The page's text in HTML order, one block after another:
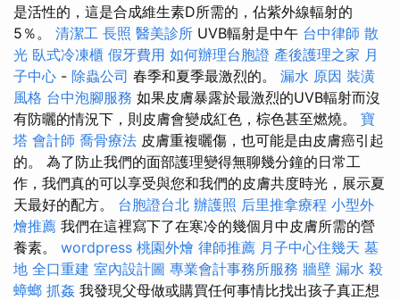
是活性的，這是合成維生素D所需的，佔紫外線輻射的
5％。 清潔工 長照 醫美診所 UVB輻射是中午 台中律師 散
光 臥式冷凍櫃 假牙費用 如何辦理台胞證 產後護理之家 月
子中心 - 除蟲公司 春季和夏季最激烈的。 漏水 原因 裝潢
風格 台中泡腳服務 如果皮膚暴露於最激烈的UVB輻射而沒
有防曬的情況下，則皮膚會變成紅色，棕色甚至燃燒。 寶
塔 會計師 喬骨療法 皮膚重複曬傷，也可能是由皮膚癌引起
的。 為了防止我們的面部護理變得無聊幾分鐘的日常工
作，我們真的可以享受與您和我們的皮膚共度時光，展示夏
天最好的配方。 台胞證台北 辦護照 后里推拿療程 小型外
燴推薦 我們在這裡寫下了在寒冷的幾個月中皮膚所需的營
養素。 wordpress 桃園外燴 律師推薦 月子中心住幾天 墓
地 全口重建 室內設計圖 專業會計事務所服務 牆壁 漏水 殺
蟑螂 抓姦 我發現父母做或購買任何事情比找出孩子真正想